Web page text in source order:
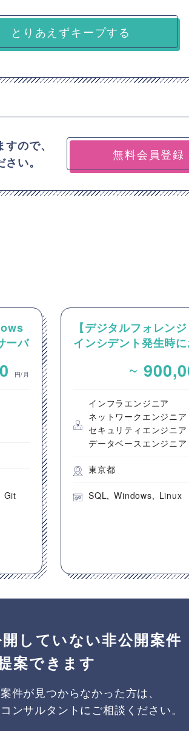
とりあえずキープする
ので、
い。
無料会員登録
ーバ
円/月
Git
【デジタルフォレンジ
インシデント発生時
~
インフラエンジニア
ネットワークエンジニア
セキュリティエンジニア
データベースエンジニア
東京都
SQL Windows Linux
していない非公開案件
案できます
件が見つからなかった方は、
ンサルタントにご相談ください。